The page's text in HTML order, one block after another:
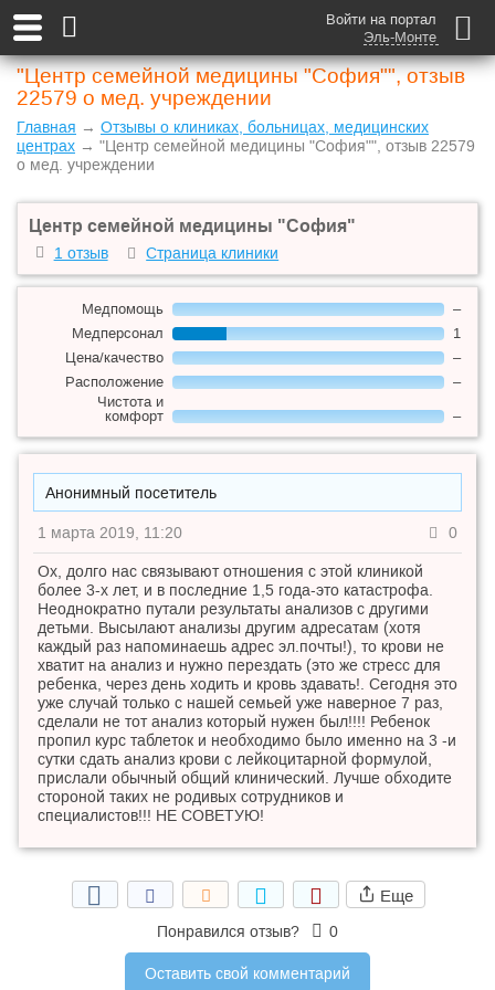
Войти на портал
Эль-Монте
"Центр семейной медицины "София"", отзыв
22579 о мед. учреждении
Главная → Отзывы о клиниках, больницах, медицинских
центрах → "Центр семейной медицины "София"", отзыв 22579
о мед. учреждении
Центр семейной медицины "София"
1 отзыв Страница клиники
Медпомощь
–
Медперсонал
1
Цена/качество
–
Расположение
–
Чистота и
комфорт
–
Анонимный посетитель
0
1 марта 2019, 11:20
Ох, долго нас связывают отношения с этой клиникой
более 3-х лет, и в последние 1,5 года-это катастрофа.
Неоднократно путали результаты анализов с другими
детьми. Высылают анализы другим адресатам (хотя
каждый раз напоминаешь адрес эл.почты!), то крови не
хватит на анализ и нужно перездать (это же стресс для
ребенка, через день ходить и кровь здавать!. Сегодня это
уже случай только с нашей семьей уже наверное 7 раз,
сделали не тот анализ который нужен был!!!! Ребенок
пропил курс таблеток и необходимо было именно на 3 -и
сутки сдать анализ крови с лейкоцитарной формулой,
прислали обычный общий клинический. Лучше обходите
стороной таких не родивых сотрудников и
специалистов!!! НЕ СОВЕТУЮ!
Еще
Понравился отзыв? 0
Оставить свой комментарий